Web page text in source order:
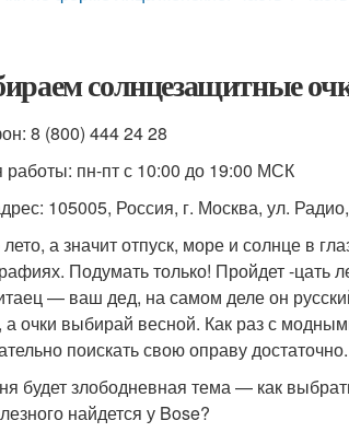
солнцезащитные
8 (800) 444 24 28
работы: пн-пт с 10:00 до 19:00 МСК
105005, Россия, г. Москва, ул.
а значит отпуск, море и солнце в
Подумать только! Пройдет -цать
— ваш дед, на самом деле он
а очки выбирай весной. Как раз с
поискать свою оправу достаточно.
будет злободневная тема — как
найдется у Bose?